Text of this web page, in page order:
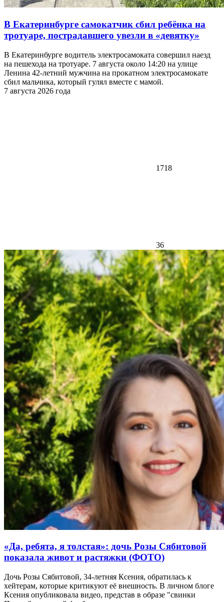
В Екатеринбурге самокатчик сбил ребёнка на
тротуаре, пострадавшего увезли в «девятку»
В Екатеринбурге водитель электросамоката совершил наезд
на пешехода на тротуаре. 7 августа около 14:20 на улице
Ленина 42-летний мужчина на прокатном электросамокате
сбил мальчика, который гулял вместе с мамой.
7 августа 2026 года
1718
36
«Да, ребята, я толстая»: дочь Розы Сябитовой
показала живот и растяжки (ФОТО)
Дочь Розы Сябитовой, 34-летняя Ксения, обратилась к
хейтерам, которые критикуют её внешность. В личном блоге
Ксения опубликовала видео, представ в образе "свинки